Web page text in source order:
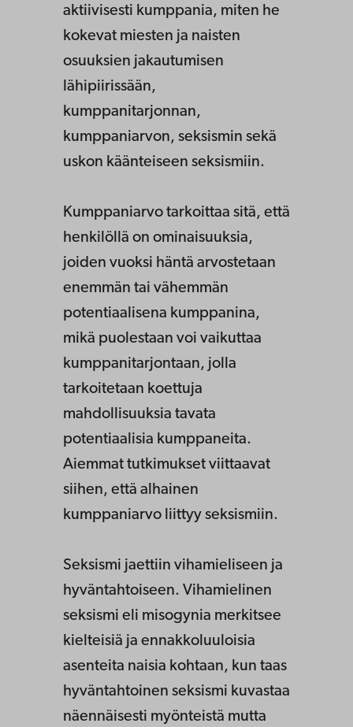
aktiivisesti kumppania, miten he
kokevat miesten ja naisten
osuuksien jakautumisen
lähipiirissään,
kumppanitarjonnan,
kumppaniarvon, seksismin sekä
uskon käänteiseen seksismiin.
Kumppaniarvo tarkoittaa sitä, että
henkilöllä on ominaisuuksia,
joiden vuoksi häntä arvostetaan
enemmän tai vähemmän
potentiaalisena kumppanina,
mikä puolestaan voi vaikuttaa
kumppanitarjontaan, jolla
tarkoitetaan koettuja
mahdollisuuksia tavata
potentiaalisia kumppaneita.
Aiemmat tutkimukset viittaavat
siihen, että alhainen
kumppaniarvo liittyy seksismiin.
Seksismi jaettiin vihamieliseen ja
hyväntahtoiseen. Vihamielinen
seksismi eli misogynia merkitsee
kielteisiä ja ennakkoluuloisia
asenteita naisia kohtaan, kun taas
hyväntahtoinen seksismi kuvastaa
näennäisesti myönteistä mutta